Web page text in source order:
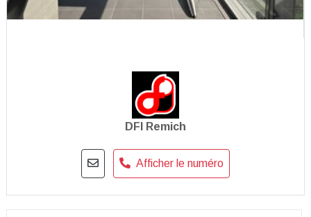
DFI Remich
Afficher le numéro